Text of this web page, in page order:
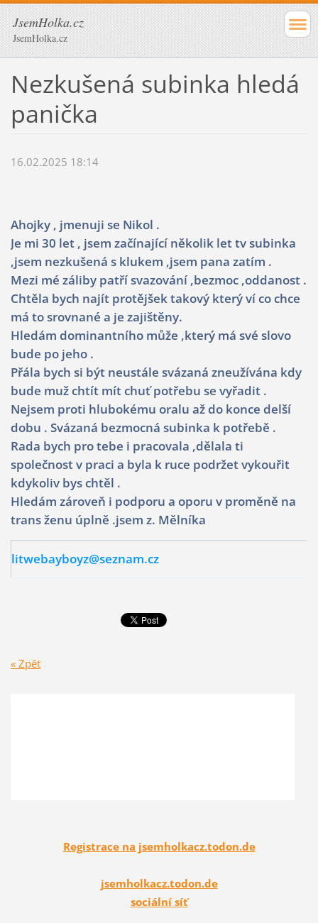
JsemHolka.cz
JsemHolka.cz
Nezkušená subinka hledá
panička
16.02.2025 18:14
Ahojky , jmenuji se Nikol .
Je mi 30 let , jsem začínající několik let tv subinka
,jsem nezkušená s klukem ,jsem pana zatím .
Mezi mé záliby patří svazování ,bezmoc ,oddanost .
Chtěla bych najít protějšek takový který ví co chce
má to srovnané a je zajištěny.
Hledám dominantního může ,který má své slovo
bude po jeho .
Přála bych si být neustále svázaná zneužívána kdy
bude muž chtít mít chuť potřebu se vyřadit .
Nejsem proti hlubokému oralu až do konce delší
dobu . Svázaná bezmocná subinka k potřebě .
Rada bych pro tebe i pracovala ,dělala ti
společnost v praci a byla k ruce podržet vykouřit
kdykoliv bys chtěl .
Hledám zároveň i podporu a oporu v proměně na
trans ženu úplně .jsem z. Mělníka
litwebayboyz@seznam.cz
« Zpět
Registrace na jsemholkacz.todon.de
jsemholkacz.todon.de
sociální síť